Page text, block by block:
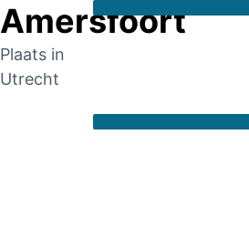
Amersfoort
Plaats in
Utrecht